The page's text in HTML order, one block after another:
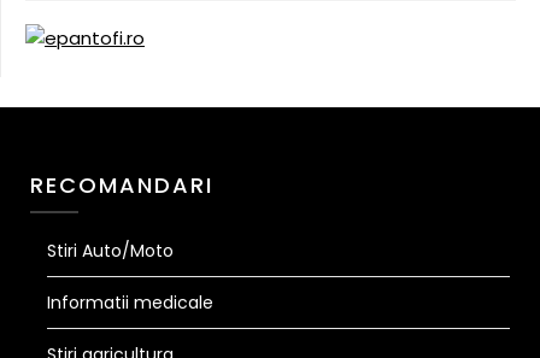
RECOMANDARI
Stiri Auto/Moto
Informatii medicale